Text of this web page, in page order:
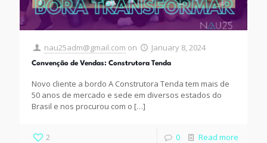
nau25adm@gmail.com on January 8, 2024
Convenção de Vendas: Construtora Tenda
Novo cliente a bordo A Construtora Tenda tem mais de
50 anos de mercado e sede em diversos estados do
Brasil e nos procurou com o […]
2 0 Read more